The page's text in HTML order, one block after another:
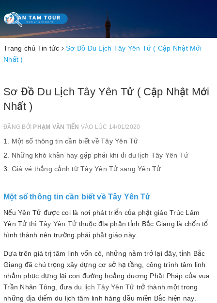
Toggle
navigation
Trang chủ Tin tức
Sơ Đồ Du Lịch Tây Yên Tử ( Cập Nhật Mới
Nhất )
Sơ Đồ Du Lịch Tây Yên Tử ( Cập Nhật Mới
Nhất )
ĐĂNG BỞI PHẠM VĂN TIẾN VÀO LÚC 14/01/2020
Một số thông tin cần biết về Tây Yên Tử
Những khó khăn hay gặp phải khi đi du lịch Tây Yên Tử
Giá vé thắng cảnh từ Tây Yên Tử sang Yên Tử
Một số thông tin cần biết về Tây Yên Tử
Nếu Yên Tử được coi là nơi phát triển của phật giáo Trúc Lâm
Yên Tử thì Tây Yên Tử thuộc địa phận tỉnh Bắc Giang là chốn tổ
hình thành nên trường phái phật giáo này.
Dựa trên giá trị tâm linh vốn có, những năm trở lại đây, tỉnh Bắc
Giang đã chú trọng xây dựng cơ sở hạ tầng, công trình tâm linh
nhằm phục dựng lại con đường hoằng dương Phật Pháp của vua
Trần Nhân Tông, đưa du lịch Tây Yên Tử trở thành một trong
những địa điểm du lịch tâm linh hàng đầu miền Bắc hiện nay.